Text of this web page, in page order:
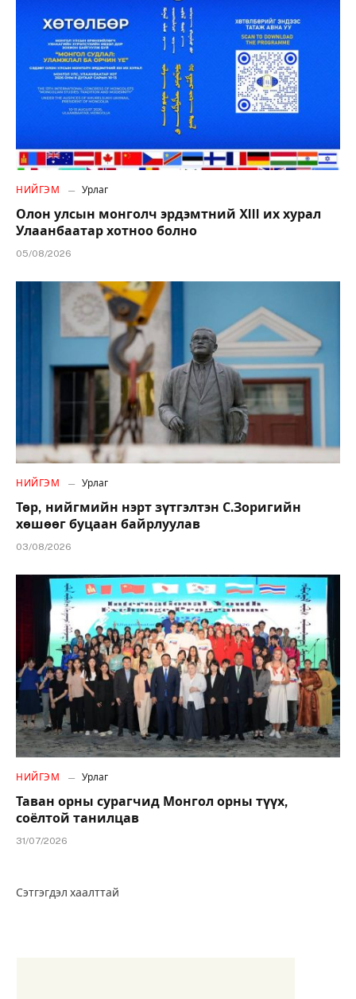
НИЙГЭМ Урлаг
Олон улсын монголч эрдэмтний XIII их хурал
Улаанбаатар хотноо болно
05/08/2026
НИЙГЭМ Урлаг
Төр, нийгмийн нэрт зүтгэлтэн С.Зоригийн
хөшөөг буцаан байрлуулав
03/08/2026
НИЙГЭМ Урлаг
Таван орны сурагчид Монгол орны түүх,
соёлтой танилцав
31/07/2026
Сэтгэгдэл хаалттай